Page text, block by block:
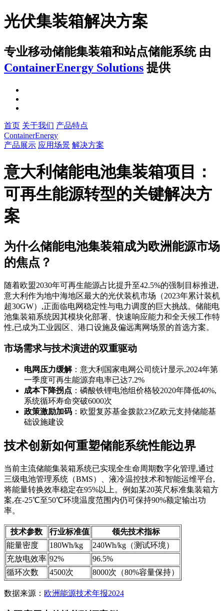
光伏集装箱解决方案
专业移动储能集装箱和站点储能系统 由
ContainerEnergy Solutions 提供
首页 关于我们 产品特点
ContainerEnergy
产品展示 应用场景 解决方案
意大利储能电池集装箱项目：
可再生能源转型的关键解决方
案
为什么储能电池集装箱成为欧洲能源市场
的焦点？
随着欧盟2030年可再生能源占比提升至42.5%的强制目标推进,
意大利作为地中海地区最大的光伏装机市场（2023年累计装机
超30GW）,正面临电网稳定性与电力调度的巨大挑战。储能电
池集装箱系统因其模块化部署、快速响应能力和全天候工作特
性,已成为工业园区、港口设施及偏远离网场景的首选方案。
市场需求与技术演进的双重驱动
电网压力缓解：意大利国家电网公司统计显示,2024年第
一季度可再生能源弃电率已达7.2%
成本下降拐点 ：磷酸铁锂电池组价格较2020年降低40%,
系统循环寿命突破6000次
政策激励加码 ：欧盟复苏基金拨款23亿欧元支持储能基
础设施建设
技术创新如何重塑储能系统性能边界
当前主流储能集装箱系统已实现全生命周期数字化管理,通过
三级电池管理系统（BMS）、液冷温控技术和智能运维平台,
将能量转换效率稳定在95%以上。例如某20英尺标准集装箱方
案,在-25℃至50℃环境温度范围内仍可保持90%额定输出功
率。
技术参数 行业标准值
领先技术指标
能量密度
180Wh/kg
240Wh/kg（测试环境）
充放电效率 92%
96.5%
循环次数
4500次 8000次（80%容量保持）
数据来源： 欧洲能源技术年报2024